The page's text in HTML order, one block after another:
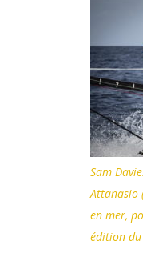
Sam
Attanasio
en mer,
édition